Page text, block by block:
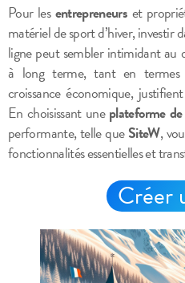
Pour lesentrepreneurs et
matériel de sport d’hiver, investir
ligne peut sembler intimidant au
à long terme, tant en
croissance économique,
En choisissant uneplateforme
performante, telle queSiteW,
fonctionnalités essentielles et
Créer